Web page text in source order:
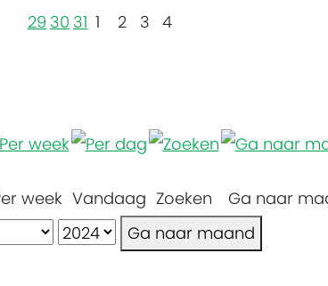
29 30 31 1 2 3 4
week Vandaag Zoeken
Ga naar
Ga naar maand